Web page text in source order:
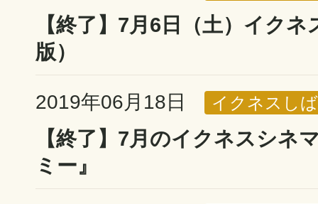
【終了】7月6日（土）イク
版）
2019年06月18日 イクネスし
【終了】7月のイクネスシネ
ミー』